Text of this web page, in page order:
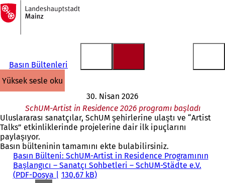
İçeriğe atla
Ana
sayfaya
Basın Bültenleri
yüksek sesle oku
30. Nisan 2026
SchUM-Artist in Residence 2026 programı başladı
Uluslararası sanatçılar, SchUM şehirlerine ulaştı ve “Artist
Talks” etkinliklerinde projelerine dair ilk ipuçlarını
paylaşıyor.
Basın bülteninin tamamını ekte bulabilirsiniz.
Basın Bülteni: SchUM-Artist in Residence Programının
Başlangıcı – Sanatçı Sohbetleri – SchUM-Städte e.V.
PDF-Dosya
130,67 kB